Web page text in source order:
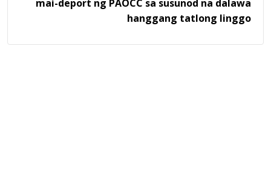
mai-deport ng PAOCC sa susunod na dalawa
hanggang tatlong linggo